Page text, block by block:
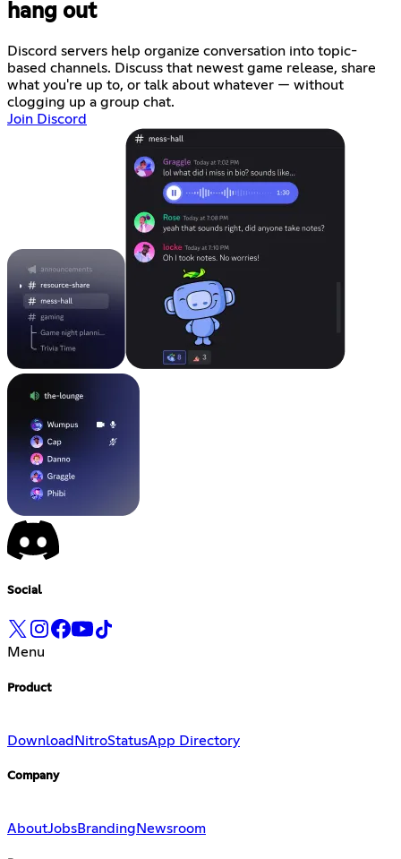
hang out
Discord servers help organize conversation into topic-
based channels. Discuss that newest game release, share
what you're up to, or talk about whatever — without
clogging up a group chat.
Join Discord
Social
Menu
Product
Download NitroStatusApp Directory
Company
AboutJobsBranding Newsroom